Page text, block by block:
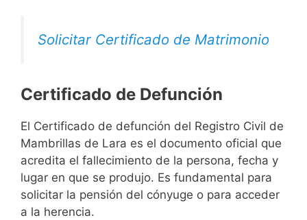
Solicitar Certificado de Matrimonio
Certificado de Defunción
El Certificado de defunción del Registro Civil de
Mambrillas de Lara es el documento oficial que
acredita el fallecimiento de la persona, fecha y
lugar en que se produjo. Es fundamental para
solicitar la pensión del cónyuge o para acceder
a la herencia.